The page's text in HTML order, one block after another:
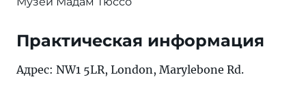
Практическая информация
Адрес: NW1 5LR, London, Marylebone Rd.